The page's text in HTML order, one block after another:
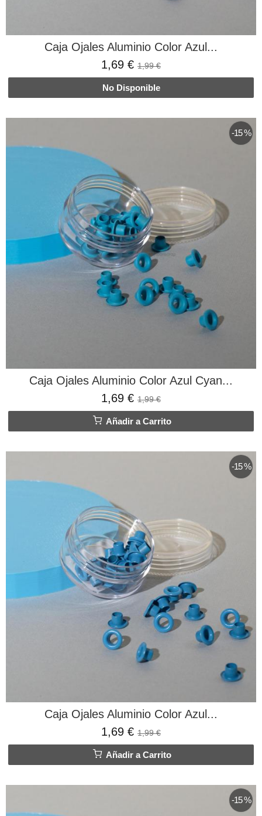
Caja Ojales Aluminio Color Azul...
1,69 € 1,99 €
No Disponible
-15 %
Caja Ojales Aluminio Color Azul Cyan...
1,69 € 1,99 €
Añadir a Carrito
-15 %
Caja Ojales Aluminio Color Azul...
1,69 € 1,99 €
Añadir a Carrito
-15 %